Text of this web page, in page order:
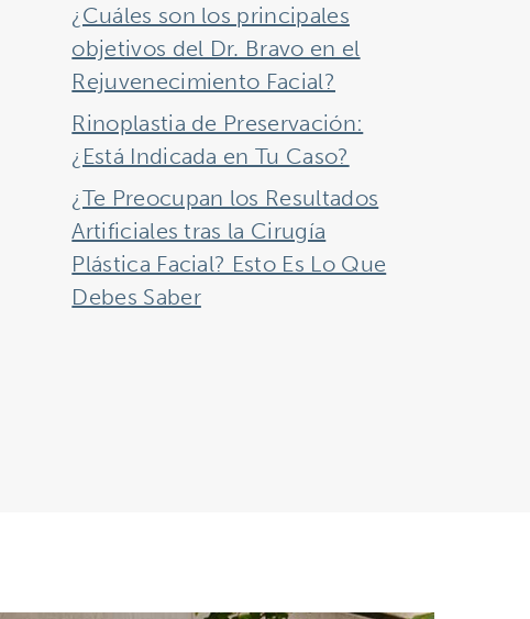
¿Cuáles son los principales
objetivos del Dr. Bravo en el
Rejuvenecimiento Facial?
Rinoplastia de Preservación:
¿Está Indicada en Tu Caso?
¿Te Preocupan los Resultados
Artificiales tras la Cirugía
Plástica Facial? Esto Es Lo Que
Debes Saber